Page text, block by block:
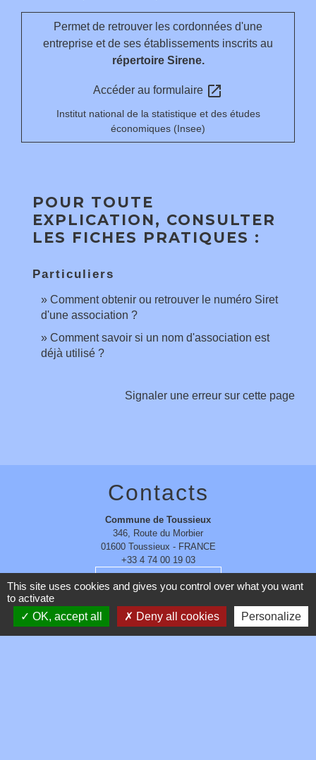
Permet de retrouver les cordonnées d'une
entreprise et de ses établissements inscrits au
répertoire Sirene.
Accéder au formulaire open_in_new
Institut national de la statistique et des études
économiques (Insee)
POUR TOUTE
EXPLICATION, CONSULTER
LES FICHES PRATIQUES :
Particuliers
Comment obtenir ou retrouver le numéro Siret
d'une association ?
Comment savoir si un nom d'association est
déjà utilisé ?
Signaler une erreur sur cette page
Contacts
Commune de Toussieux
346, Route du Morbier
01600 Toussieux - FRANCE
+33 4 74 00 19 03
Contact par formulaire
This site uses cookies and gives you control over what you want
to activate
OK, accept all
Deny all cookies Personalize